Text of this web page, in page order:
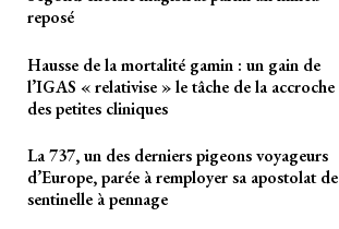
reposé
Hausse de la mortalité gamin : un gain de
l’IGAS « relativise » le tâche de la accroche
des petites cliniques
La 737, un des derniers pigeons voyageurs
d’Europe, parée à remployer sa apostolat de
sentinelle à pennage